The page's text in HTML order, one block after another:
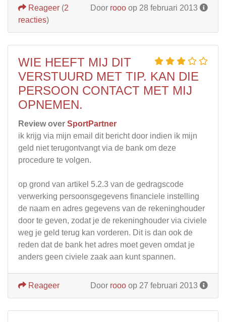
Door rooo op 28 februari 2013
Reageer (2
reacties)
WIE HEEFT MIJ DIT
VERSTUURD MET TIP. KAN DIE
PERSOON CONTACT MET MIJ
OPNEMEN.
Review over SportPartner
ik krijg via mijn email dit bericht door indien ik mijn
geld niet terugontvangt via de bank om deze
procedure te volgen.
op grond van artikel 5.2.3 van de gedragscode
verwerking persoonsgegevens financiele instelling
de naam en adres gegevens van de rekeninghouder
door te geven, zodat je de rekeninghouder via civiele
weg je geld terug kan vorderen. Dit is dan ook de
reden dat de bank het adres moet geven omdat je
anders geen civiele zaak aan kunt spannen.
Door rooo op 27 februari 2013
Reageer